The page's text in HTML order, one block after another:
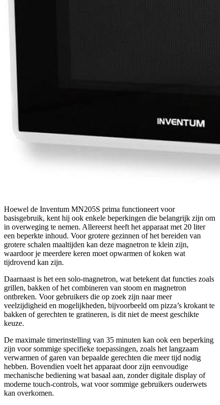
Hoewel de Inventum MN205S prima functioneert voor
basisgebruik, kent hij ook enkele beperkingen die belangrijk zijn om
in overweging te nemen. Allereerst heeft het apparaat met 20 liter
een beperkte inhoud. Voor grotere gezinnen of het bereiden van
grotere schalen maaltijden kan deze magnetron te klein zijn,
waardoor je meerdere keren moet opwarmen of koken wat
tijdrovend kan zijn.
Daarnaast is het een solo-magnetron, wat betekent dat functies zoals
grillen, bakken of het combineren van stoom en magnetron
ontbreken. Voor gebruikers die op zoek zijn naar meer
veelzijdigheid en mogelijkheden, bijvoorbeeld om pizza’s krokant te
bakken of gerechten te gratineren, is dit niet de meest geschikte
keuze.
De maximale timerinstelling van 35 minuten kan ook een beperking
zijn voor sommige specifieke toepassingen, zoals het langzaam
verwarmen of garen van bepaalde gerechten die meer tijd nodig
hebben. Bovendien voelt het apparaat door zijn eenvoudige
mechanische bediening wat basaal aan, zonder digitale display of
moderne touch-controls, wat voor sommige gebruikers ouderwets
kan overkomen.